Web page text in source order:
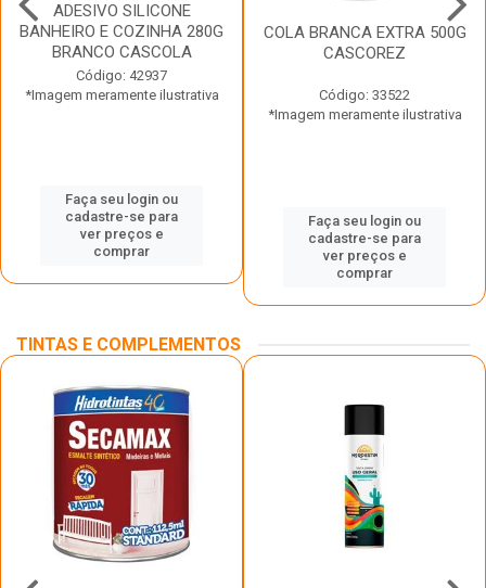
ADESIVO SILICONE
BANHEIRO E COZINHA 280G
BRANCO CASCOLA
Código: 42937
*Imagem meramente ilustrativa
Faça seu login ou
cadastre-se para
ver preços e
comprar
COLA BRANCA EXTRA 500G
CASCOREZ
Código: 33522
*Imagem meramente ilustrativa
Faça seu login ou
cadastre-se para
ver preços e
comprar
TINTAS E COMPLEMENTOS